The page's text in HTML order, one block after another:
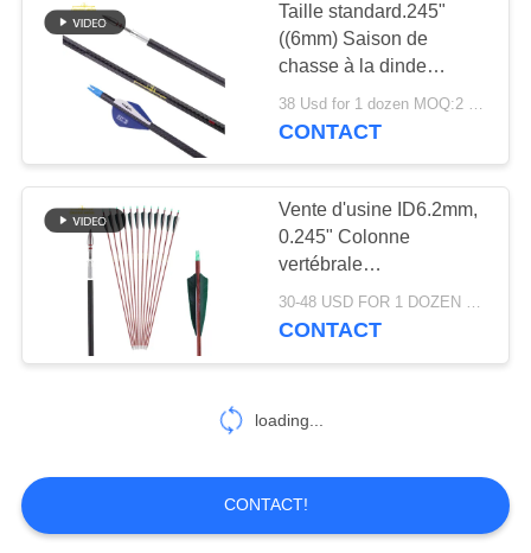
Composants de
flèche
69
Flèches en
1
Taille standard.245"
((6mm) Saison de
chasse à la dinde
Colonne vertébrale
250/300/350/400/500/600
38 Usd for 1 dozen MOQ:2 douzaines
CONTACT
Vente d'usine ID6.2mm,
0.245" Colonne
vertébrale
300/340/400/500/600 Tir
à l'arc Fibre de carbone
30-48 USD FOR 1 DOZEN MOQ:12pcs, une douzaine
CONTACT
loading...
CONTACT!